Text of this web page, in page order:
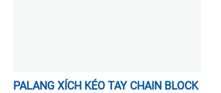
PALANG XÍCH KÉO TAY CHAIN BLOCK